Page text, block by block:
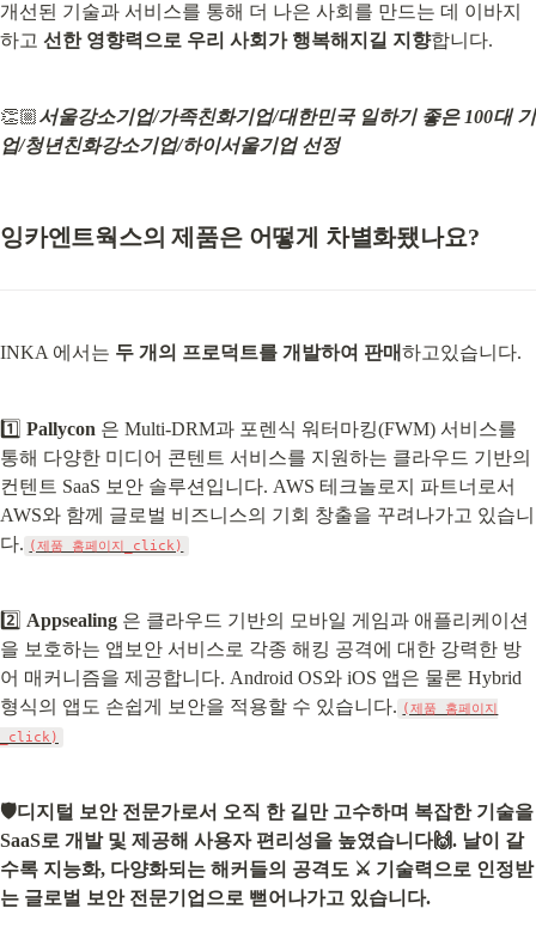
개선된 기술과 서비스를 통해 더 나은 사회를 만드는 데 이바지
하고 선한 영향력으로 우리 사회가 행복해지길 지향합니다.
👏🏼서울강소기업/가족친화기업/대한민국 일하기 좋은 100대 기
업/청년친화강소기업/하이서울기업 선정
잉카엔트웍스의 제품은 어떻게 차별화됐나요?
INKA 에서는 두 개의 프로덕트를 개발하여 판매하고있습니다.
1️⃣ Pallycon 은 Multi-DRM과 포렌식 워터마킹(FWM) 서비스를
통해 다양한 미디어 콘텐트 서비스를 지원하는 클라우드 기반의
컨텐트 SaaS 보안 솔루션입니다. AWS 테크놀로지 파트너로서
AWS와 함께 글로벌 비즈니스의 기회 창출을 꾸려나가고 있습니
다. (제품 홈페이지_click)
2️⃣ Appsealing 은 클라우드 기반의 모바일 게임과 애플리케이션
을 보호하는 앱보안 서비스로 각종 해킹 공격에 대한 강력한 방
어 매커니즘을 제공합니다. Android OS와 iOS 앱은 물론 Hybrid
형식의 앱도 손쉽게 보안을 적용할 수 있습니다. (제품 홈페이지
_click)
🛡디지털 보안 전문가로서 오직 한 길만 고수하며 복잡한 기술을
SaaS로 개발 및 제공해 사용자 편리성을 높였습니다🙌. 날이 갈
수록 지능화, 다양화되는 해커들의 공격도 ⚔ 기술력으로 인정받
는 글로벌 보안 전문기업으로 뻗어나가고 있습니다.